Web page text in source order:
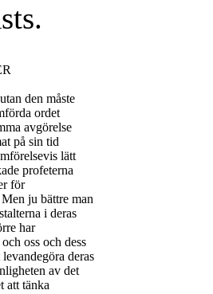
den måste
ordet
avgörelse
på sin tid
lätt
profeterna
för
ju bättre man
i deras
har
oss och dess
deras
av det
att tänka